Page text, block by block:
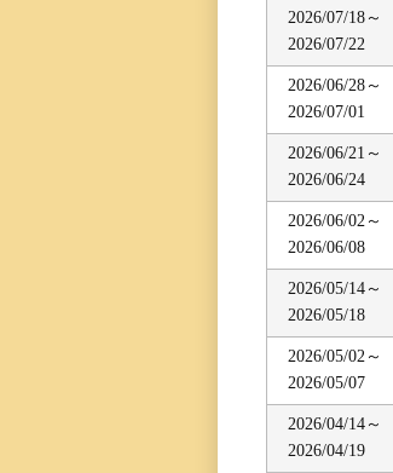
モー
前検
得点
進入
今節
決ま
三国
直前
2026/07/18～
2026/07/22
2026/06/28～
2026/07/01
2026/06/21～
2026/06/24
2026/06/02～
2026/06/08
2026/05/14～
2026/05/18
2026/05/02～
2026/05/07
2026/04/14～
2026/04/19